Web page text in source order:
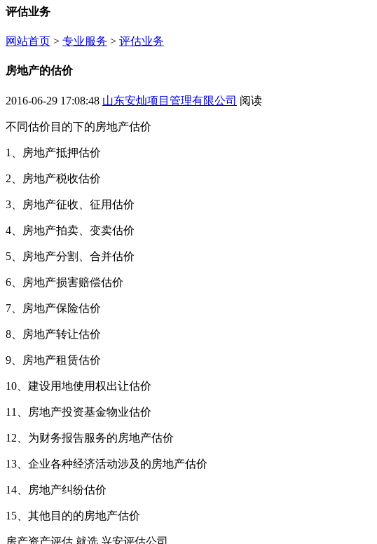
评估业务
网站首页 > 专业服务 > 评估业务
房地产的估价
2016-06-29 17:08:48 山东安灿项目管理有限公司 阅读
不同估价目的下的房地产估价
1、房地产抵押估价
2、房地产税收估价
3、房地产征收、征用估价
4、房地产拍卖、变卖估价
5、房地产分割、合并估价
6、房地产损害赔偿估价
7、房地产保险估价
8、房地产转让估价
9、房地产租赁估价
10、建设用地使用权出让估价
11、房地产投资基金物业估价
12、为财务报告服务的房地产估价
13、企业各种经济活动涉及的房地产估价
14、房地产纠纷估价
15、其他目的的房地产估价
房产资产评估 就选 兴安评估公司